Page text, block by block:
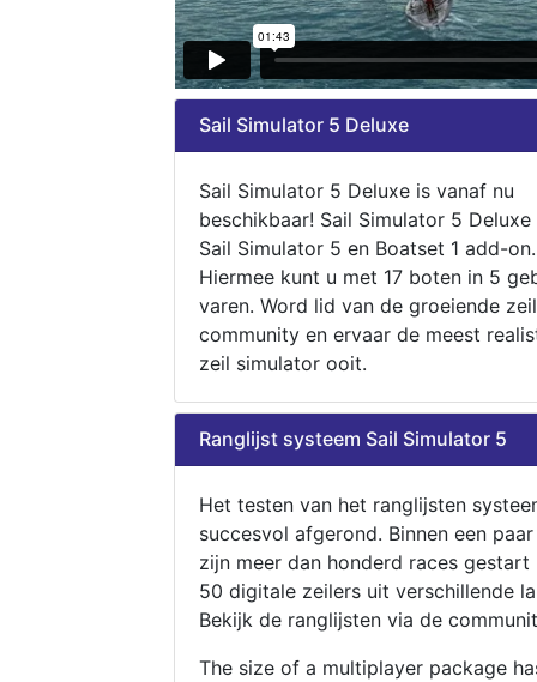
Sail Simulator 5 Deluxe
Sail Simulator 5 Deluxe is vanaf nu
beschikbaar! Sail Simulator 5
Sail Simulator 5 en Boatset 1 add-on.
Hiermee kunt u met 17 boten in 5
varen. Word lid van de groeiende zeil
community en ervaar de meest
zeil simulator ooit.
Ranglijst systeem Sail Simulator 5
Het testen van het ranglijsten
succesvol afgerond. Binnen een
zijn meer dan honderd races gestart
50 digitale zeilers uit verschillende
Bekijk de ranglijsten via de
The size of a multiplayer package